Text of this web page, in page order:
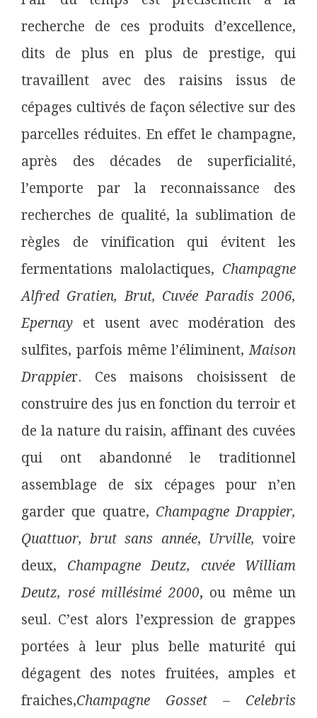
recherche de ces produits d’excellence,
dits de plus en plus de prestige, qui
travaillent avec des raisins issus de
cépages cultivés de façon sélective sur des
parcelles réduites. En effet le champagne,
après des décades de superficialité,
l’emporte par la reconnaissance des
recherches de qualité, la sublimation de
règles de vinification qui évitent les
fermentations malolactiques, Champagne
Alfred Gratien, Brut, Cuvée Paradis 2006,
Epernay et usent avec modération des
sulfites, parfois même l’éliminent, Maison
Drappier. Ces maisons choisissent de
construire des jus en fonction du terroir et
de la nature du raisin, affinant des cuvées
qui ont abandonné le traditionnel
assemblage de six cépages pour n’en
garder que quatre, Champagne Drappier,
Quattuor, brut sans année, Urville,voire
deux, Champagne Deutz, cuvée William
Deutz, rosé millésimé 2000, ou même un
seul. C’est alors l’expression de grappes
portées à leur plus belle maturité qui
dégagent des notes fruitées, amples et
fraiches,Champagne Gosset – Celebris